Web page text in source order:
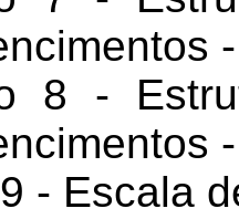
8 -
- Escala